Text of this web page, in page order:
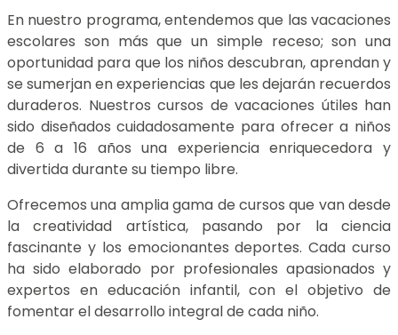
En nuestro programa, entendemos que las vacaciones
escolares son más que un simple receso; son una
oportunidad para que los niños descubran, aprendan y
se sumerjan en experiencias que les dejarán recuerdos
duraderos. Nuestros cursos de vacaciones útiles han
sido diseñados cuidadosamente para ofrecer a niños
de 6 a 16 años una experiencia enriquecedora y
divertida durante su tiempo libre.
Ofrecemos una amplia gama de cursos que van desde
la creatividad artística, pasando por la ciencia
fascinante y los emocionantes deportes. Cada curso
ha sido elaborado por profesionales apasionados y
expertos en educación infantil, con el objetivo de
fomentar el desarrollo integral de cada niño.